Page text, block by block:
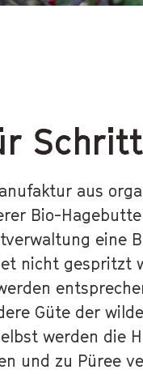
aus
Bio-
eine
nicht gespritzt
Güte der
werden die
und zu Püree